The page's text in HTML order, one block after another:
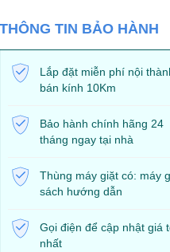
THÔNG TIN BẢO HÀNH
Lắp đặt miễn phí nội
bán kính 10Km
Bảo hành chính hãng 24
tháng ngay tại nhà
Thùng máy giặt có: máy
sách hướng dẫn
Gọi điện để cập nhật giá
nhất